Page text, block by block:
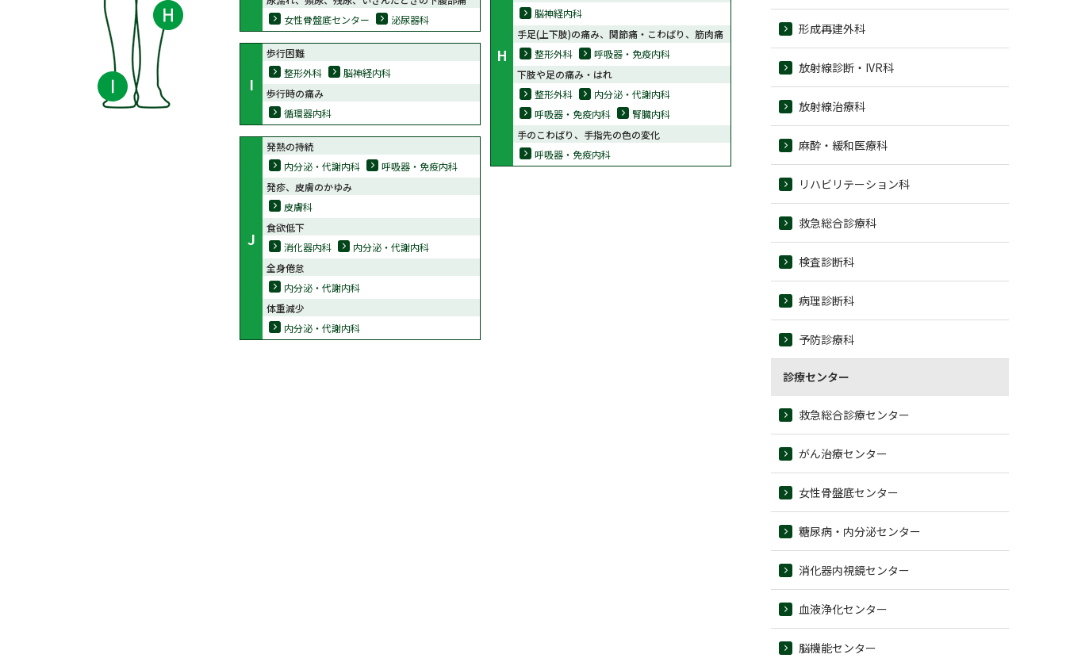
女性骨盤底センター
泌尿器科
H
脳神経内科
手足(上下肢)の痛み、関節痛・こわばり、筋肉痛
整形外科
呼吸器・免疫内科
下肢や足の痛み・はれ
整形外科
内分泌・代謝内科
呼吸器・免疫内科
腎臓内科
手のこわばり、手指先の色の変化
呼吸器・免疫内科
I
歩行困難
整形外科
脳神経内科
歩行時の痛み
循環器内科
J
発熱の持続
内分泌・代謝内科
呼吸器・免疫内科
発疹、皮膚のかゆみ
皮膚科
食欲低下
消化器内科
内分泌・代謝内科
全身倦怠
内分泌・代謝内科
体重減少
内分泌・代謝内科
形成再建外科
放射線診断・IVR科
放射線治療科
麻酔・緩和医療科
リハビリテーション科
救急総合診療科
検査診断科
病理診断科
予防診療科
診療センター
救急総合診療センター
がん治療センター
女性骨盤底センター
糖尿病・内分泌センター
消化器内視鏡センター
血液浄化センター
脳機能センター